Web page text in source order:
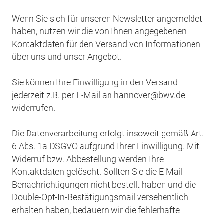
Wenn Sie sich für unseren Newsletter angemeldet
haben, nutzen wir die von Ihnen angegebenen
Kontaktdaten für den Versand von Informationen
über uns und unser Angebot.
Sie können Ihre Einwilligung in den Versand
jederzeit z.B. per E-Mail an hannover@bwv.de
widerrufen.
Die Datenverarbeitung erfolgt insoweit gemäß Art.
6 Abs. 1a DSGVO aufgrund Ihrer Einwilligung. Mit
Widerruf bzw. Abbestellung werden Ihre
Kontaktdaten gelöscht. Sollten Sie die E-Mail-
Benachrichtigungen nicht bestellt haben und die
Double-Opt-In-Bestätigungsmail versehentlich
erhalten haben, bedauern wir die fehlerhafte